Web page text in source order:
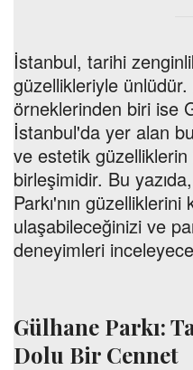
İstanbul, tarihi
güzellikleriyle
örneklerinden biri ise
İstanbul'da yer alan
ve estetik
birleşimidir. Bu
Parkı'nın
ulaşabileceğinizi ve
deneyimleri
Gülhane Parkı:
Dolu Bir Cennet